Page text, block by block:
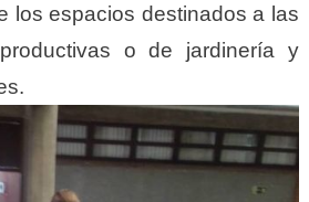
los espacios destinados a las
o de jardinería y